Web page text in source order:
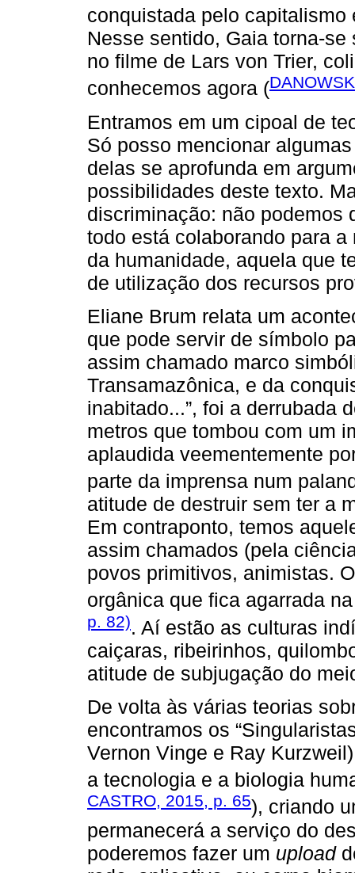
conquistada pelo capitalismo
Nesse sentido, Gaia torna-
no filme de Lars von Trier,
conhecemos agora (
Entramos em um cipoal de
Só posso mencionar
delas se aprofunda em
possibilidades deste texto.
discriminação: não podemos
todo está colaborando para
da humanidade, aquela que
de utilização dos recursos
Eliane Brum relata um
que pode servir de símbolo
assim chamado marco
Transamazônica, e da
inabitado...”, foi a derrubada
metros que tombou com um
aplaudida veementemente
parte da imprensa num
atitude de destruir sem ter a
Em contraponto, temos
assim chamados (pela
povos primitivos, animistas.
orgânica que fica agarrada
p. 82). Aí estão as culturas
caiçaras, ribeirinhos,
atitude de subjugação do
De volta às várias teorias
encontramos os
Vernon Vinge e Ray
a tecnologia e a biologia
CASTRO, 2015, p. 65), criando
permanecerá a serviço do
poderemos fazer um upload